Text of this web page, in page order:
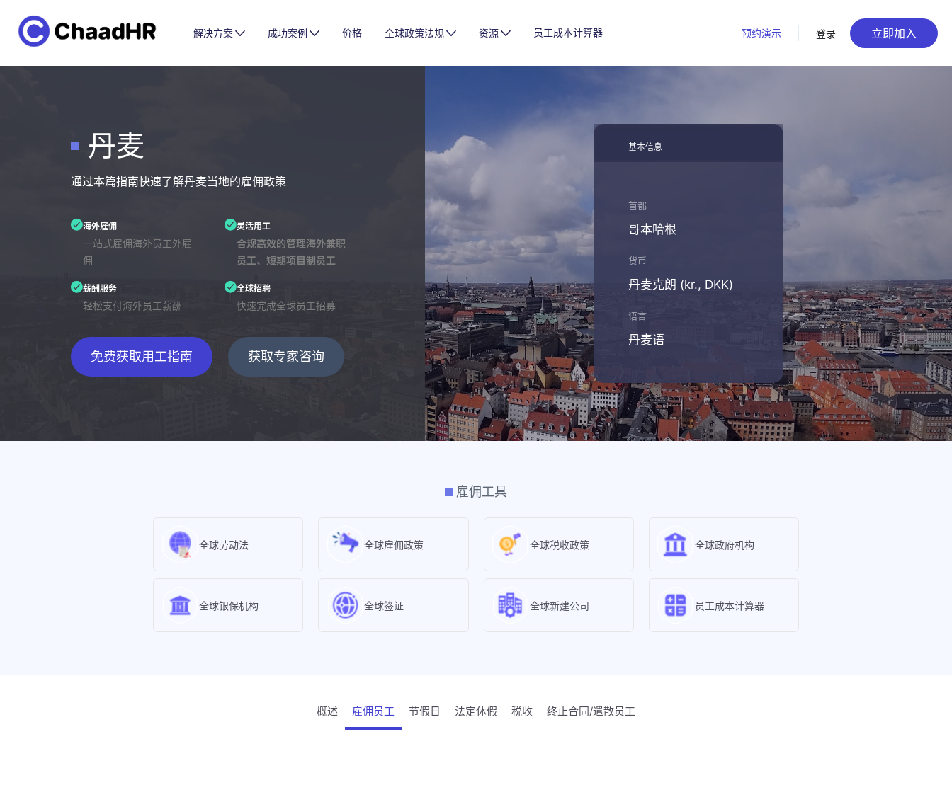
解决方案 成功案例 价格 全球政策法规 资源 员工成本计算器 预约演示 登录 立即加入
丹麦
通过本篇指南快速了解丹麦当地的雇佣政策
海外雇佣
一站式雇佣海外员工外雇
佣
灵活用工
合规高效的管理海外兼职
员工、短期项目制员工
薪酬服务
轻松支付海外员工薪酬
全球招聘
快速完成全球员工招募
免费获取用工指南 获取专家咨询
基本信息
首都
哥本哈根
货币
丹麦克朗 (kr., DKK)
语言
丹麦语
雇佣工具
全球劳动法 全球雇佣政策 全球税收政策 全球政府机构
全球银保机构 全球签证 全球新建公司 员工成本计算器
概述 雇佣员工 节假日 法定休假 税收 终止合同/遣散员工